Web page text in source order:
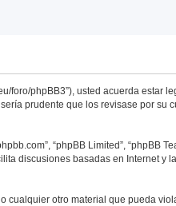
foro/phpBB3”), usted acuerda
prudente que los revisase por
“phpBB Limited”, “phpBB
discusiones basadas en Internet
otro material que pueda